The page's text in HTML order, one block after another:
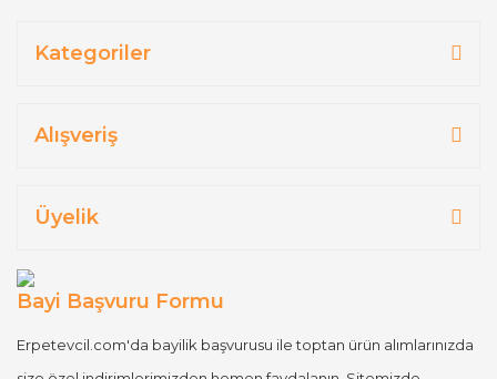
Kategoriler
Alışveriş
Üyelik
Bayi Başvuru Formu
Erpetevcil.com'da bayilik başvurusu ile toptan ürün alımlarınızda